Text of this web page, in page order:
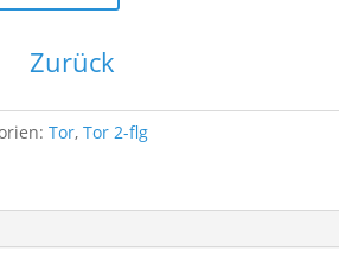
Zurück
Tor, Tor 2-flg